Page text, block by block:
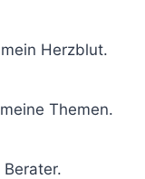
Herzblut.
Themen.